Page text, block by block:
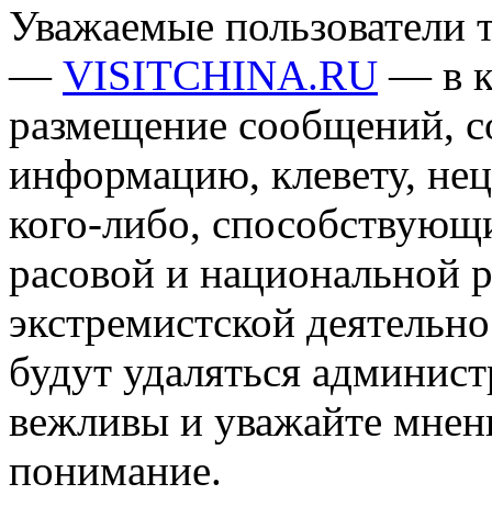
Уважаемые пользователи
— VISITCHINA.RU — в
размещение сообщений,
информацию, клевету,
кого-либо,
расовой и национальной
экстремистской
будут удаляться
вежливы и уважайте
понимание.